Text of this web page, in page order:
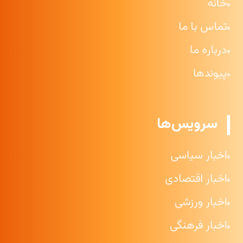
خانه
تماس با ما
درباره ما
پیوندها
سرویس‌ها
اخبار سیاسی
اخبار اقتصادی
اخبار ورزشی
اخبار فرهنگی